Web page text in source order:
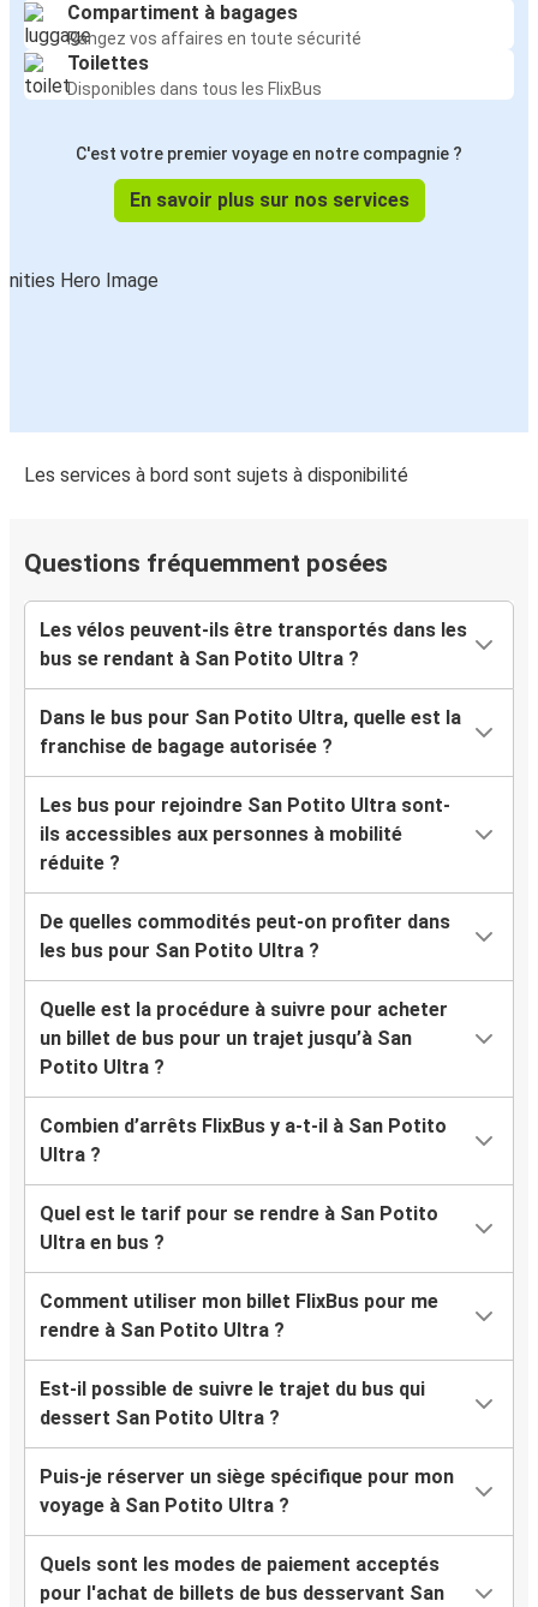
Compartiment à bagages
Rangez vos affaires en toute sécurité
Toilettes
Disponibles dans tous les FlixBus
C'est votre premier voyage en notre compagnie ?
En savoir plus sur nos services
Les services à bord sont sujets à disponibilité
Questions fréquemment posées
Les vélos peuvent-ils être transportés dans les
bus se rendant à San Potito Ultra ?
Dans le bus pour San Potito Ultra, quelle est la
franchise de bagage autorisée ?
Les bus pour rejoindre San Potito Ultra sont-
ils accessibles aux personnes à mobilité
réduite ?
De quelles commodités peut-on profiter dans
les bus pour San Potito Ultra ?
Quelle est la procédure à suivre pour acheter
un billet de bus pour un trajet jusqu’à San
Potito Ultra ?
Combien d’arrêts FlixBus y a-t-il à San Potito
Ultra ?
Quel est le tarif pour se rendre à San Potito
Ultra en bus ?
Comment utiliser mon billet FlixBus pour me
rendre à San Potito Ultra ?
Est-il possible de suivre le trajet du bus qui
dessert San Potito Ultra ?
Puis-je réserver un siège spécifique pour mon
voyage à San Potito Ultra ?
Quels sont les modes de paiement acceptés
pour l'achat de billets de bus desservant San